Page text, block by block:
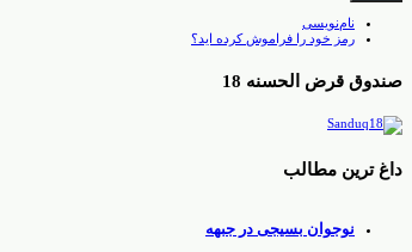
نام‌نویسی
رمز خود را فراموش کرده اید؟
صندوق قرض الحسنه 18
داغ ترین مطالب
نوجوان بسیجی در جبهه